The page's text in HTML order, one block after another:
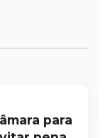
para